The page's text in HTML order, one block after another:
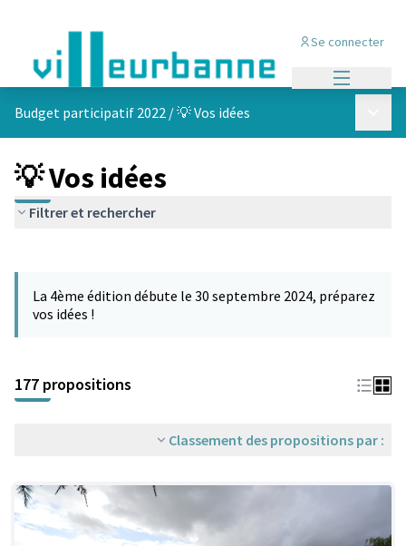
Se connecter
Budget participatif 2022 /💡 Vos idées
💡 Vos idées
Filtrer et rechercher
−
La 4ème édition débute le 30 septembre 2024, préparez
vos idées !
177 propositions
Classement des propositions par :